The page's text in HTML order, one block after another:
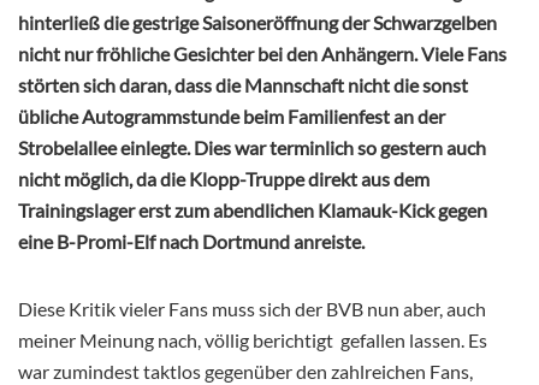
hinterließ die gestrige Saisoneröffnung der Schwarzgelben
nicht nur fröhliche Gesichter bei den Anhängern. Viele Fans
störten sich daran, dass die Mannschaft nicht die sonst
übliche Autogrammstunde beim Familienfest an der
Strobelallee einlegte. Dies war terminlich so gestern auch
nicht möglich, da die Klopp-Truppe direkt aus dem
Trainingslager erst zum abendlichen Klamauk-Kick gegen
eine B-Promi-Elf nach Dortmund anreiste.
Diese Kritik vieler Fans muss sich der BVB nun aber, auch
meiner Meinung nach, völlig berichtigt gefallen lassen. Es
war zumindest taktlos gegenüber den zahlreichen Fans,